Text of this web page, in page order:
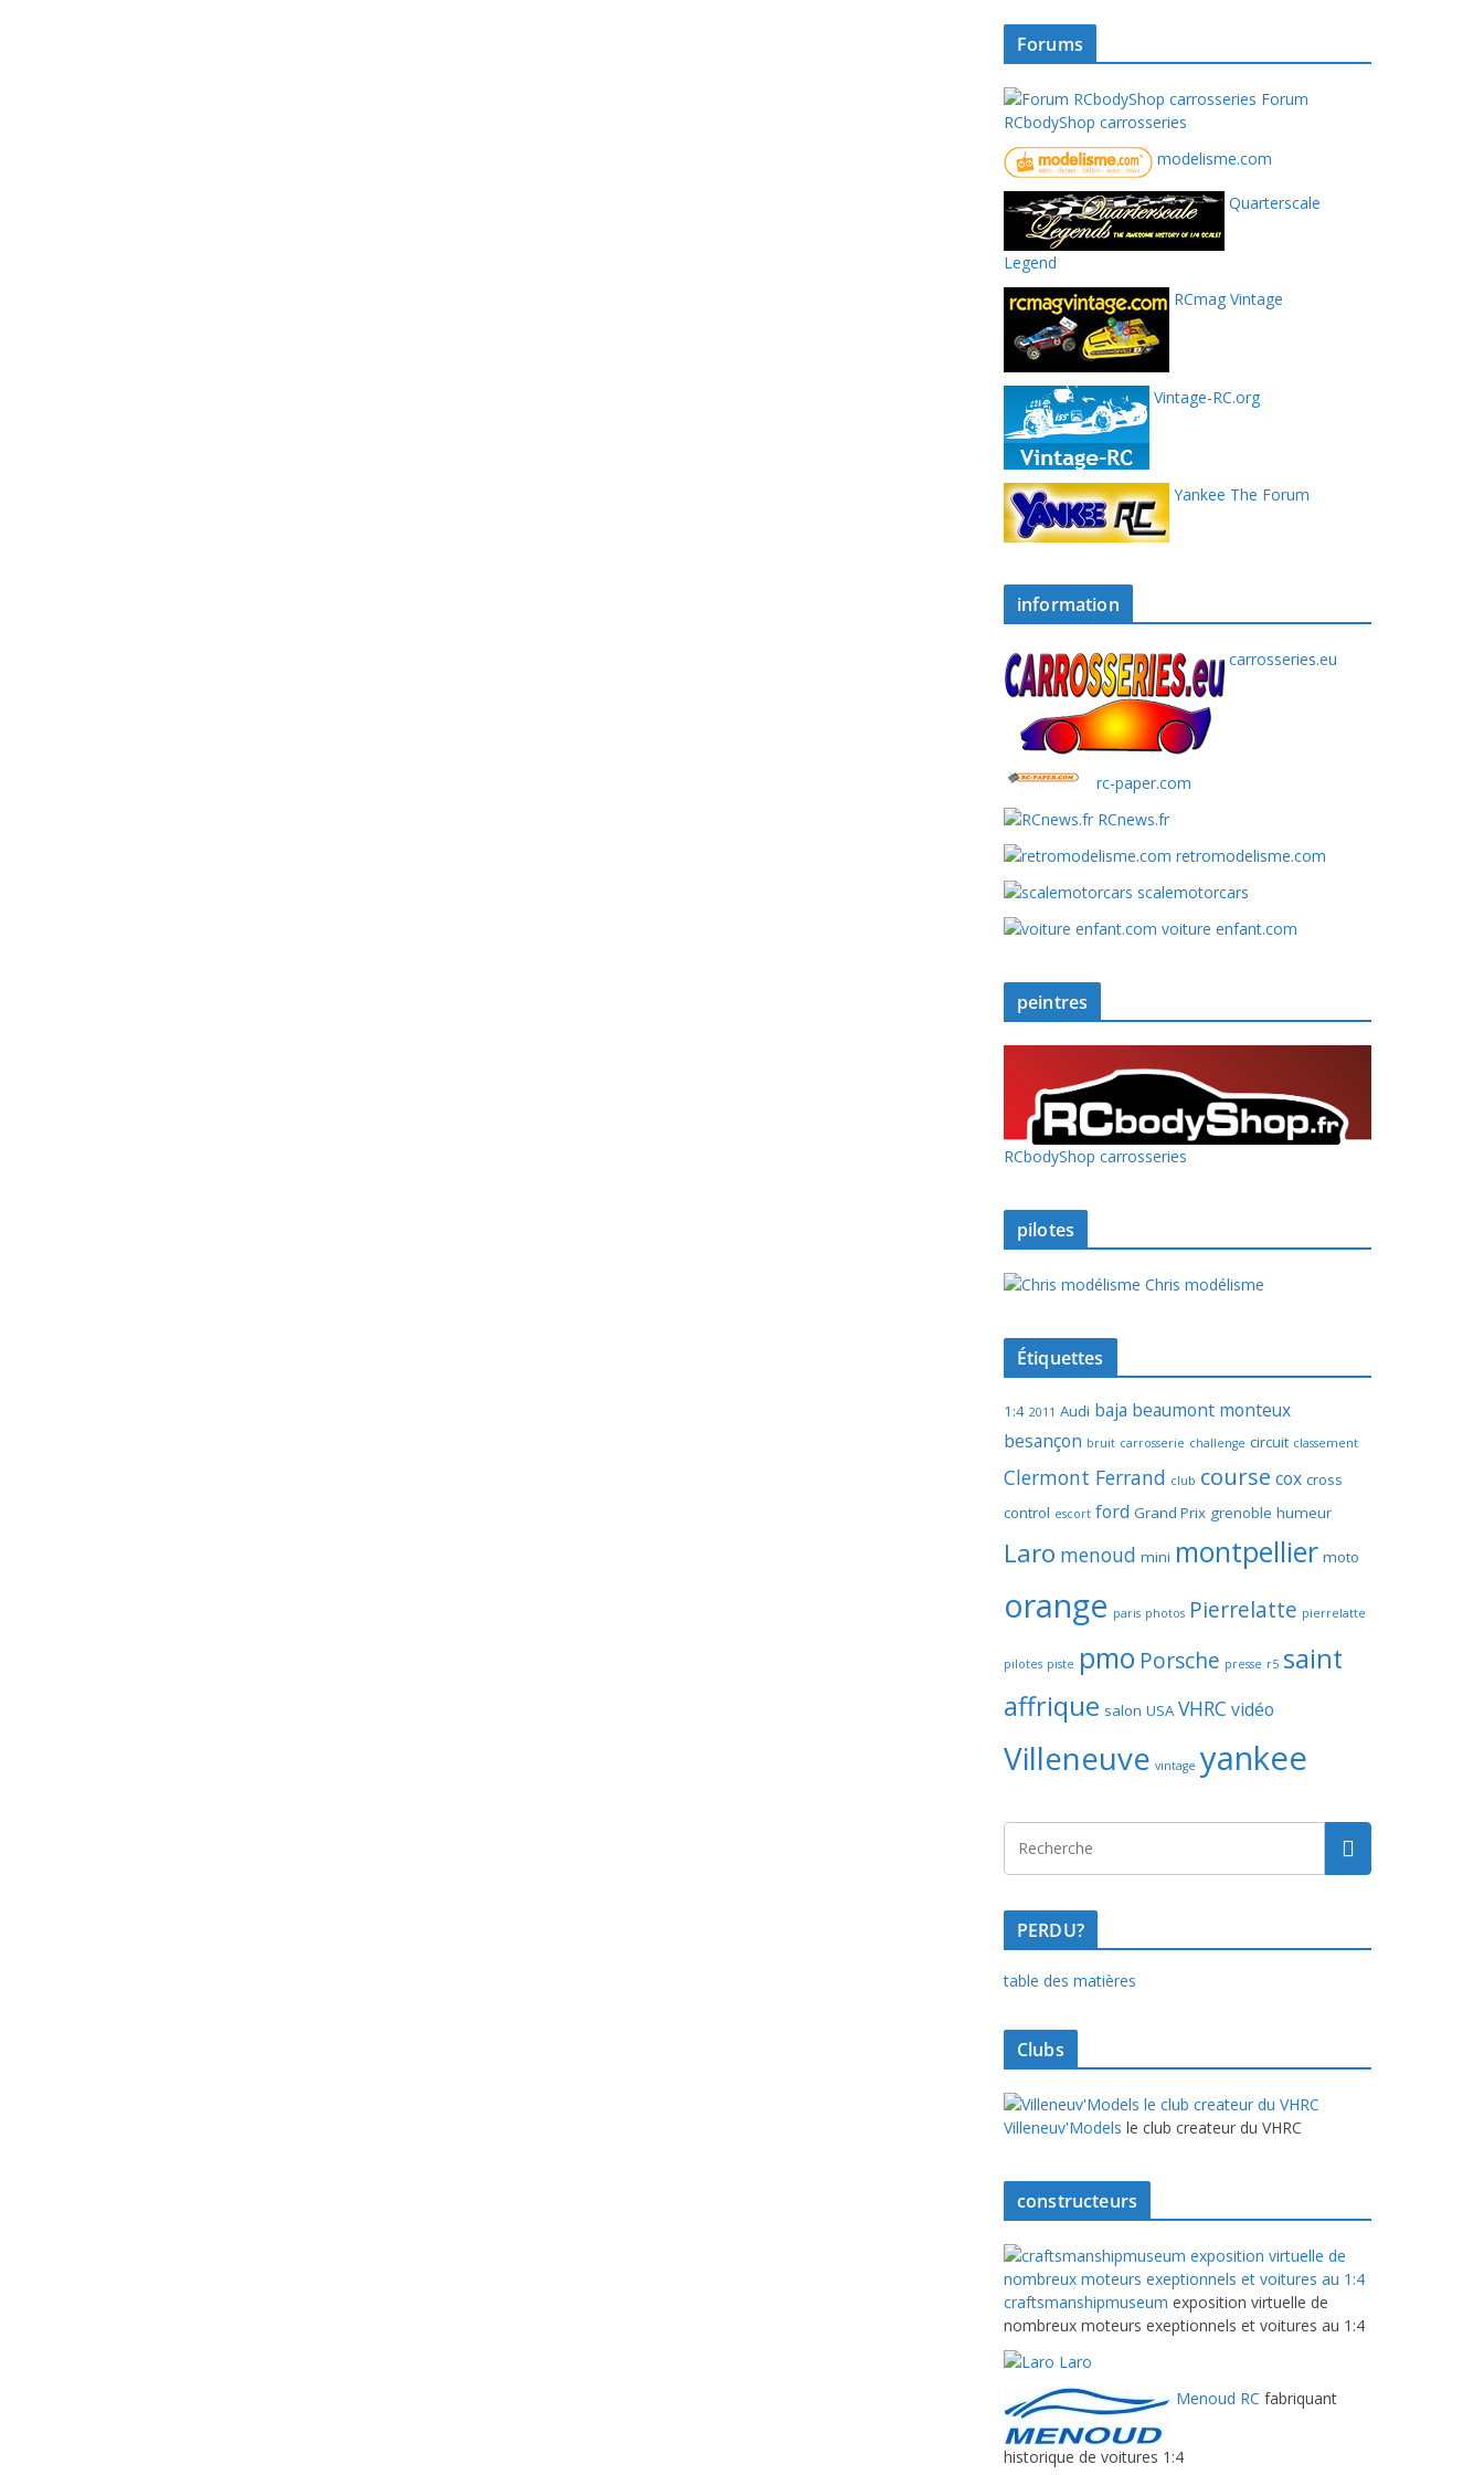
Forums
Forum
RCbodyShop carrosseries
modelisme.com
Quarterscale
Legend
RCmag Vintage
Vintage-RC.org
Yankee The Forum
information
carrosseries.eu
rc-paper.com
RCnews.fr
retromodelisme.com
scalemotorcars
voiture enfant.com
peintres
RCbodyShop carrosseries
pilotes
Chris modélisme
Étiquettes
1:4 2011 Audi baja beaumont monteux
besançon bruit carrosserie challenge circuit classement
Clermont Ferrand club course cox cross
control escort ford Grand Prix grenoble humeur
Laro menoud mini montpellier moto
orange paris photos Pierrelatte pierrelatte
pilotes piste pmo Porsche presse r5 saint
affrique salon USA VHRC vidéo
Villeneuve vintage yankee
PERDU?
table des matières
Clubs
Villeneuv'Models le club createur du VHRC
constructeurs
craftsmanshipmuseum exposition virtuelle de
nombreux moteurs exeptionnels et voitures au 1:4
Laro
Menoud RC fabriquant
historique de voitures 1:4